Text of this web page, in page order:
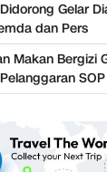
Gelar
dan Pers
Makan Bergizi
SOP